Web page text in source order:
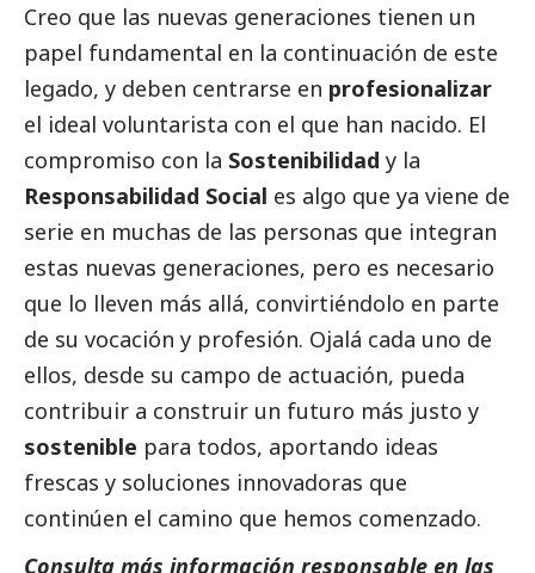
Creo que las nuevas generaciones tienen un
papel fundamental en la continuación de este
legado, y deben centrarse en profesionalizar
el ideal voluntarista con el que han nacido. El
compromiso con la Sostenibilidad y la
Responsabilidad Social es algo que ya viene de
serie en muchas de las personas que integran
estas nuevas generaciones, pero es necesario
que lo lleven más allá, convirtiéndolo en parte
de su vocación y profesión. Ojalá cada uno de
ellos, desde su campo de actuación, pueda
contribuir a construir un futuro más justo y
sostenible para todos, aportando ideas
frescas y soluciones innovadoras que
continúen el camino que hemos comenzado.
Consulta más información responsable en las